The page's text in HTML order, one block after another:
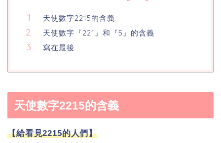
天使數字2215的含義
天使數字『221』和『5』的含義
寫在最後
天使數字2215的含義
【給看見2215的人們】